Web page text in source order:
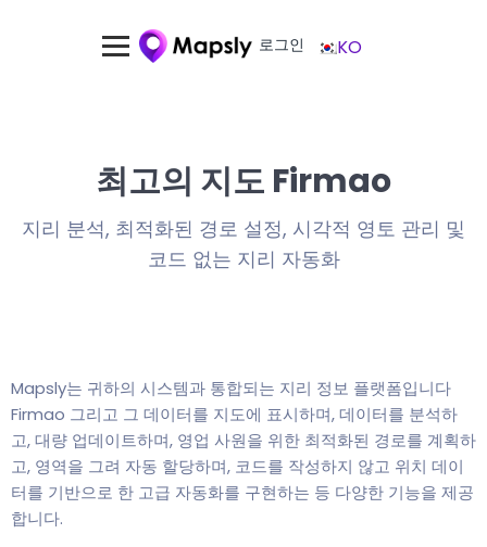
로그인 KO
최고의 지도 Firmao
지리 분석, 최적화된 경로 설정, 시각적 영토 관리 및
코드 없는 지리 자동화
Mapsly는 귀하의 시스템과 통합되는 지리 정보 플랫폼입니다
Firmao 그리고 그 데이터를 지도에 표시하며, 데이터를 분석하
고, 대량 업데이트하며, 영업 사원을 위한 최적화된 경로를 계획하
고, 영역을 그려 자동 할당하며, 코드를 작성하지 않고 위치 데이
터를 기반으로 한 고급 자동화를 구현하는 등 다양한 기능을 제공
합니다.